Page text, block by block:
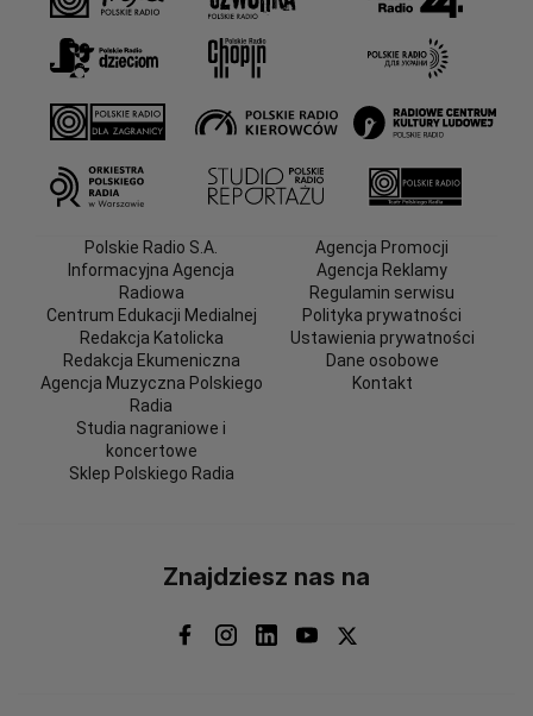
Polskie Radio S.A.
Informacyjna Agencja
Radiowa
Centrum Edukacji Medialnej
Redakcja Katolicka
Redakcja Ekumeniczna
Agencja Muzyczna Polskiego
Radia
Studia nagraniowe i
koncertowe
Sklep Polskiego Radia
Agencja Promocji
Agencja Reklamy
Regulamin serwisu
Polityka prywatności
Ustawienia prywatności
Dane osobowe
Kontakt
Znajdziesz nas na